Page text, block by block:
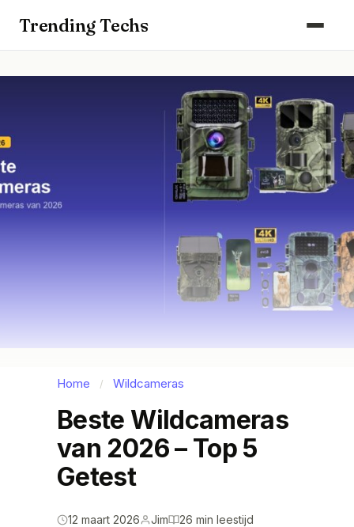
Trending Techs
Keuken & Huishouden
Smart Home & Beveiliging
Home / Wildcameras
Beste Wildcameras
van 2026 – Top 5
Getest
12 maart 2026 Jim 26 min leestijd